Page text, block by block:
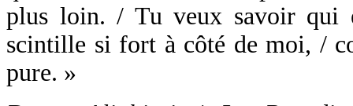
plus loin. / Tu veux savoir qui
scintille si fort à côté de moi, /
pure. »